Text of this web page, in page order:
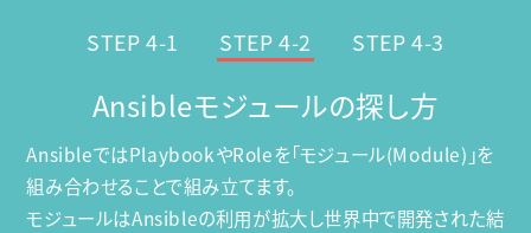
STEP 4-1 STEP 4-2 STEP 4-3
Ansibleモジュールの探し方
AnsibleではPlaybookやRoleを「モジュール(Module)」を
組み合わせることで組み立てます。
モジュールはAnsibleの利用が拡大し世界中で開発された結